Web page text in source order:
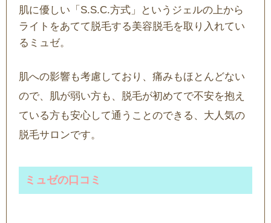
肌に優しい「S.S.C.方式」というジェルの上から
ライトをあてて脱毛する美容脱毛を取り入れてい
るミュゼ。
肌への影響も考慮しており、痛みもほとんどない
ので、肌が弱い方も、脱毛が初めてで不安を抱え
ている方も安心して通うことのできる、大人気の
脱毛サロンです。
ミュゼの口コミ